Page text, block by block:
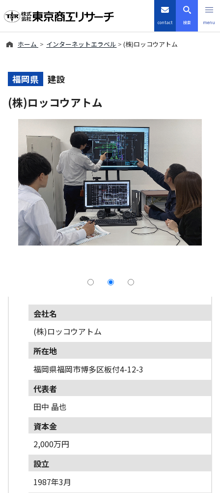
contact 検索 menu
TSR-PLUS
優良企業サイト
会社案内
商品・サービス
導入事例
採用情報
English
ホーム インターネットエラベル (株)ロッコウアトム
福岡県 建設
(株)ロッコウアトム
会社名
(株)ロッコウアトム
所在地
福岡県福岡市博多区板付4-12-3
代表者
田中 晶也
資本金
2,000万円
設立
1987年3月